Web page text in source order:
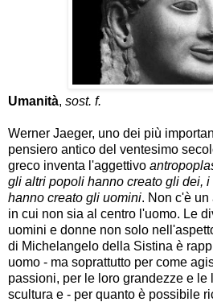
Umanità, sost. f.
Werner Jaeger, uno dei più
pensiero antico del ventesimo
greco inventa l'aggettivo
gli altri popoli hanno creato gli dei,
hanno creato gli uomini. Non c'è
in cui non sia al centro l'uomo. Le
uomini e donne non solo
di Michelangelo della Sistina è
uomo - ma soprattutto per come
passioni, per le loro grandezze e le
scultura e - per quanto è possibile